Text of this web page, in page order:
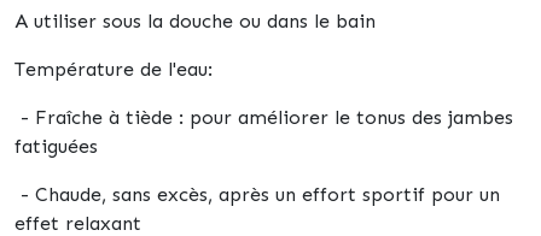
A utiliser sous la douche ou dans le bain
Température de l'eau:
- Fraîche à tiède : pour améliorer le tonus des jambes
fatiguées
- Chaude, sans excès, après un effort sportif pour un
effet relaxant